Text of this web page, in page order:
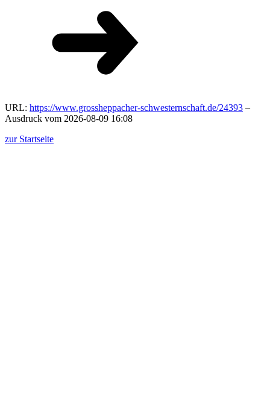
URL: https://www.grossheppacher-schwesternschaft.de/24393 –
Ausdruck vom 2026-08-09 16:08
zur Startseite